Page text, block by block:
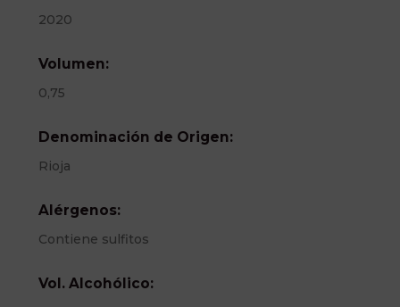
2020
Volumen:
0,75
Denominación de Origen:
Rioja
Alérgenos:
Contiene sulfitos
Vol. Alcohólico: